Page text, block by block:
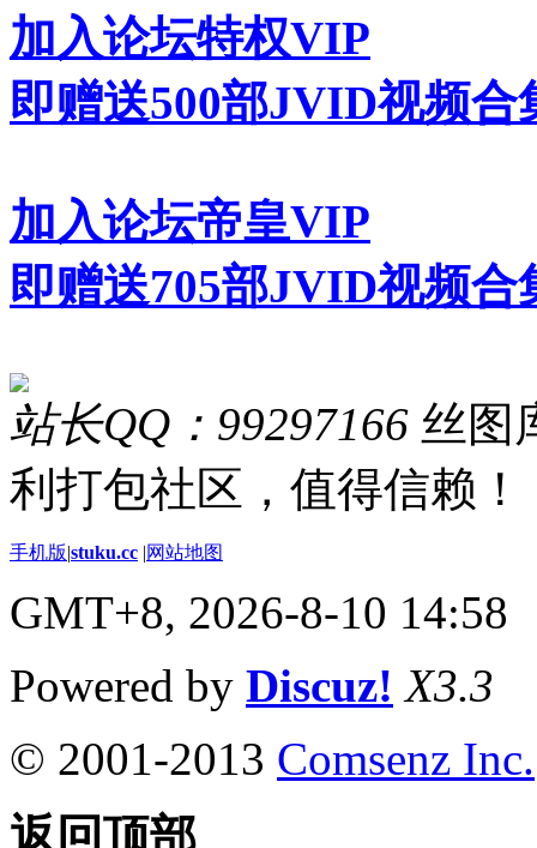
加入论坛特权VIP
即赠送500部JVID视频合
加入论坛帝皇VIP
即赠送705部JVID视频合
站长QQ：99297166 丝图
利打包社区，值得信赖！
手机版|stuku.cc |网站地图
GMT+8, 2026-8-10 14:58
Powered by Discuz! X3.3
© 2001-2013 Comsenz Inc.
返回顶部